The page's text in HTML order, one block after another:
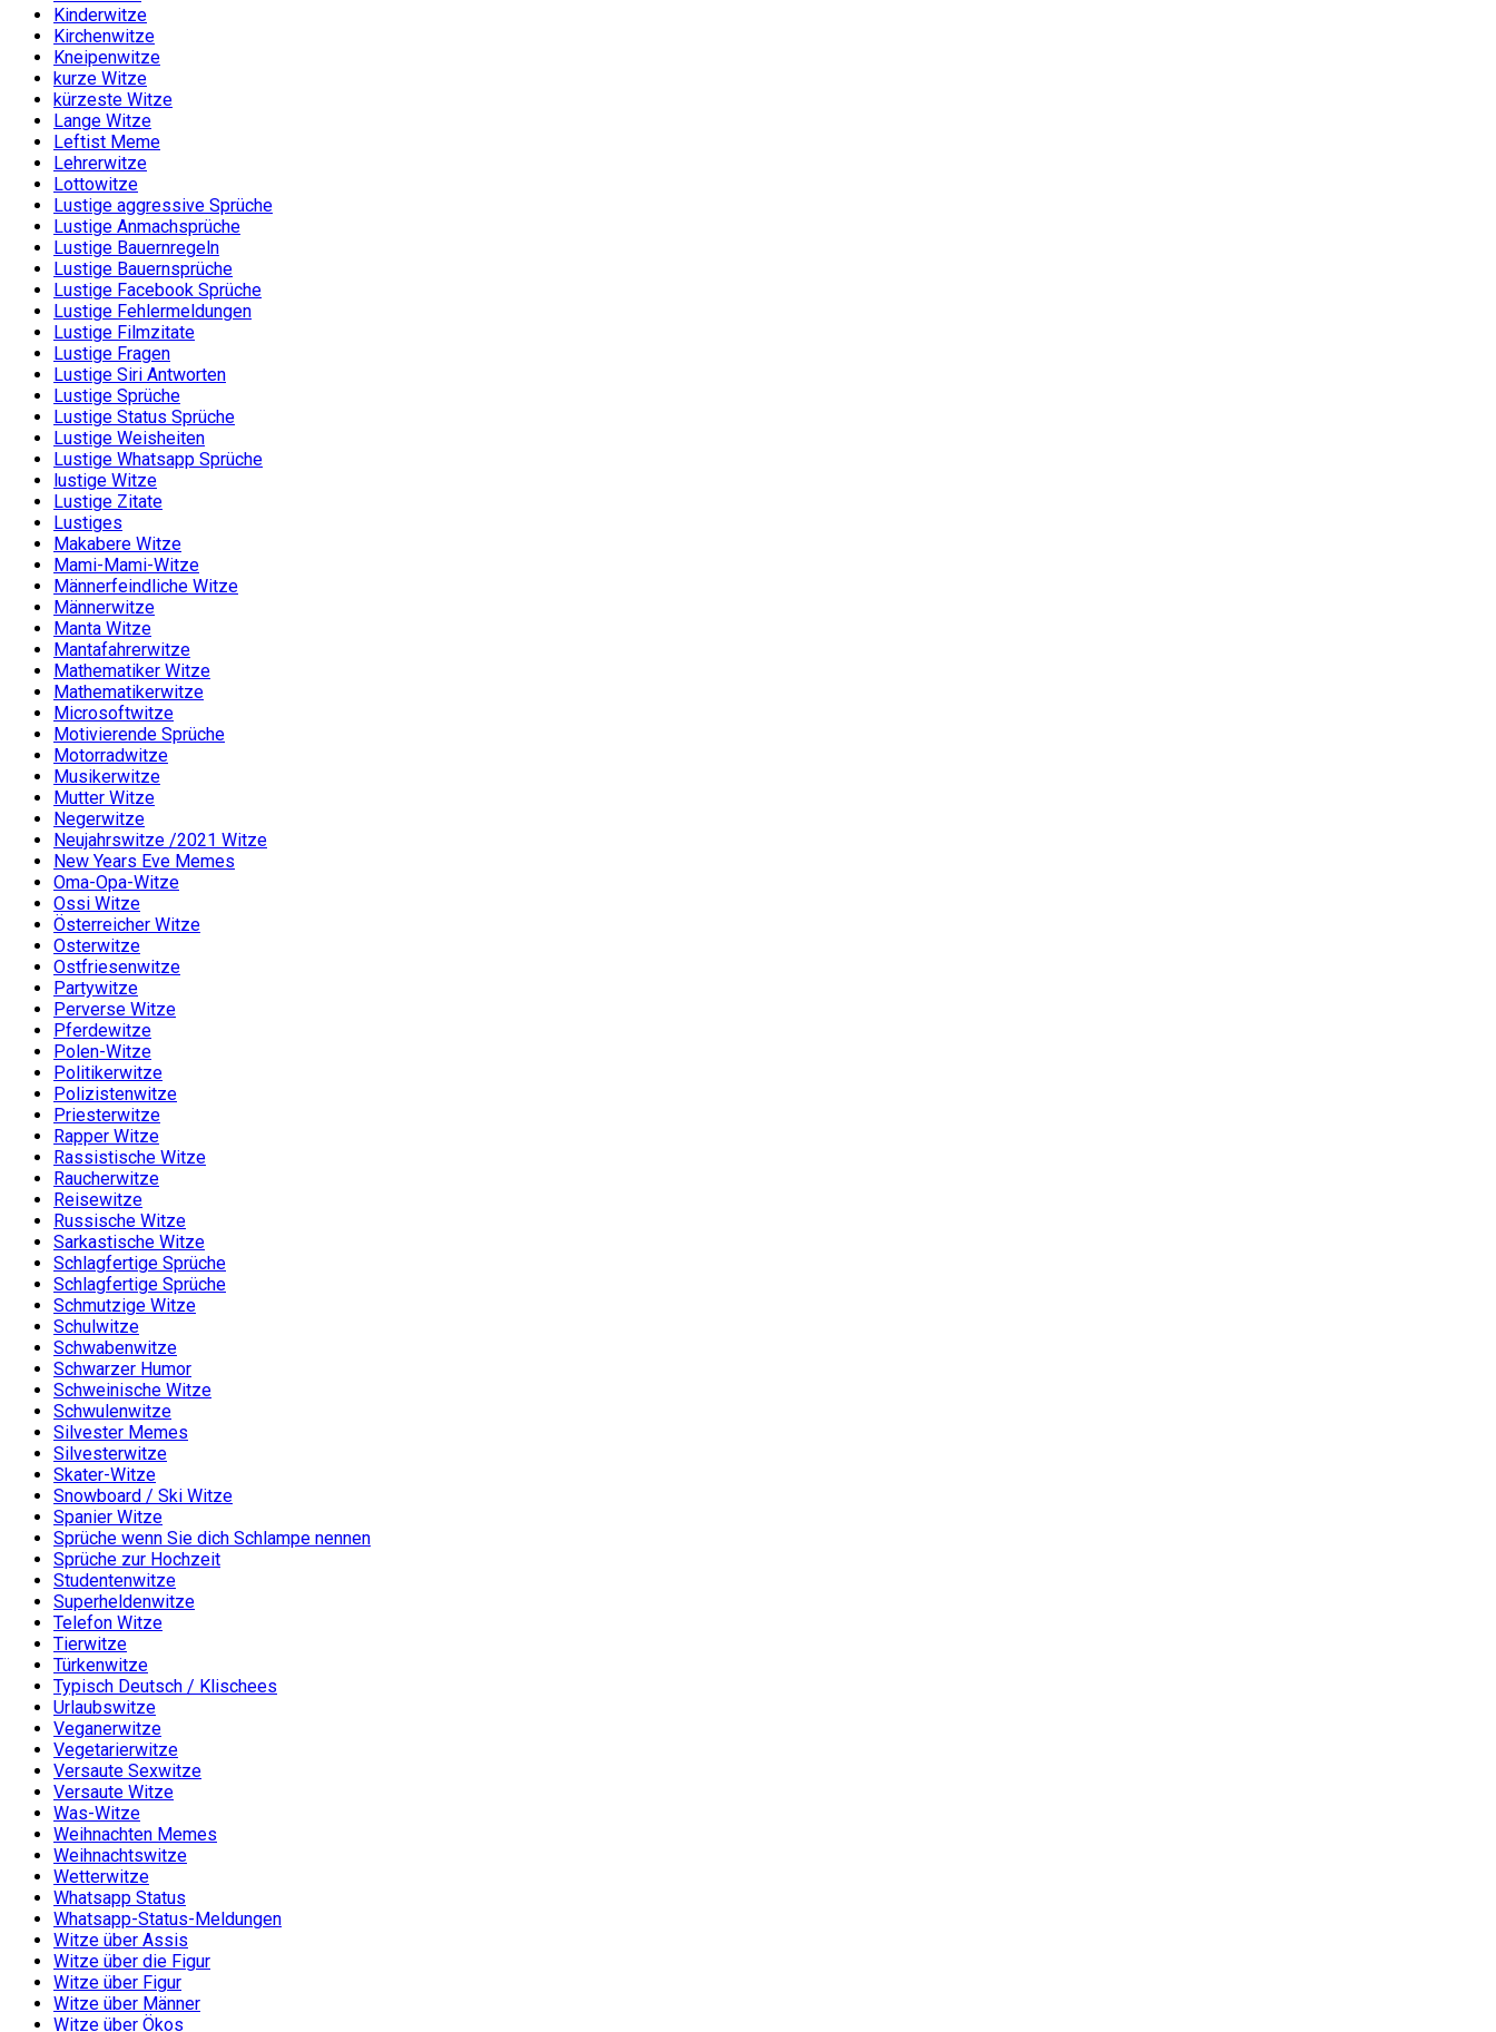
Kinderwitze
Kirchenwitze
Kneipenwitze
kurze Witze
kürzeste Witze
Lange Witze
Leftist Meme
Lehrerwitze
Lottowitze
Lustige aggressive Sprüche
Lustige Anmachsprüche
Lustige Bauernregeln
Lustige Bauernsprüche
Lustige Facebook Sprüche
Lustige Fehlermeldungen
Lustige Filmzitate
Lustige Fragen
Lustige Siri Antworten
Lustige Sprüche
Lustige Status Sprüche
Lustige Weisheiten
Lustige Whatsapp Sprüche
lustige Witze
Lustige Zitate
Lustiges
Makabere Witze
Mami-Mami-Witze
Männerfeindliche Witze
Männerwitze
Manta Witze
Mantafahrerwitze
Mathematiker Witze
Mathematikerwitze
Microsoftwitze
Motivierende Sprüche
Motorradwitze
Musikerwitze
Mutter Witze
Negerwitze
Neujahrswitze /2021 Witze
New Years Eve Memes
Oma-Opa-Witze
Ossi Witze
Österreicher Witze
Osterwitze
Ostfriesenwitze
Partywitze
Perverse Witze
Pferdewitze
Polen-Witze
Politikerwitze
Polizistenwitze
Priesterwitze
Rapper Witze
Rassistische Witze
Raucherwitze
Reisewitze
Russische Witze
Sarkastische Witze
Schlagfertige Sprüche
Schlagfertige Sprüche
Schmutzige Witze
Schulwitze
Schwabenwitze
Schwarzer Humor
Schweinische Witze
Schwulenwitze
Silvester Memes
Silvesterwitze
Skater-Witze
Snowboard / Ski Witze
Spanier Witze
Sprüche wenn Sie dich Schlampe nennen
Sprüche zur Hochzeit
Studentenwitze
Superheldenwitze
Telefon Witze
Tierwitze
Türkenwitze
Typisch Deutsch / Klischees
Urlaubswitze
Veganerwitze
Vegetarierwitze
Versaute Sexwitze
Versaute Witze
Was-Witze
Weihnachten Memes
Weihnachtswitze
Wetterwitze
Whatsapp Status
Whatsapp-Status-Meldungen
Witze über Assis
Witze über die Figur
Witze über Figur
Witze über Männer
Witze über Ökos